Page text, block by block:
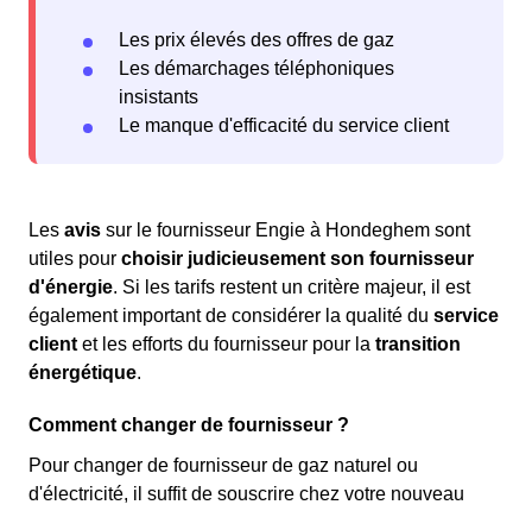
Les prix élevés des offres de gaz
Les démarchages téléphoniques
insistants
Le manque d'efficacité du service client
Les avis sur le fournisseur Engie à Hondeghem sont
utiles pour choisir judicieusement son fournisseur
d'énergie. Si les tarifs restent un critère majeur, il est
également important de considérer la qualité du service
client et les efforts du fournisseur pour la transition
énergétique.
Comment changer de fournisseur ?
Pour changer de fournisseur de gaz naturel ou
d'électricité, il suffit de souscrire chez votre nouveau